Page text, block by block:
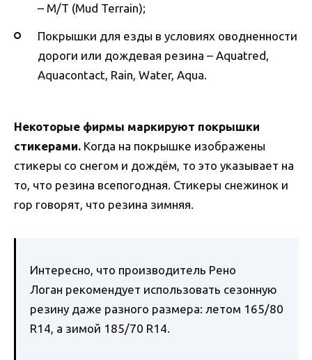
– M/T (Mud Terrain);
Покрышки для езды в условиях оводненности
дороги или дождевая резина – Aquatred,
Aquacontact, Rain, Water, Aqua.
Некоторые фирмы маркируют покрышки
стикерами. Когда на покрышке изображены
стикеры со снегом и дождём, то это указывает на
то, что резина всепогодная. Стикеры снежинок и
гор говорят, что резина зимняя.
Интересно, что производитель Рено
Логан рекомендует использовать сезонную
резину даже разного размера: летом 165/80
R14, а зимой 185/70 R14.